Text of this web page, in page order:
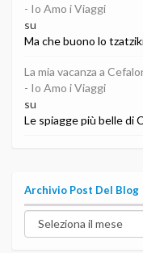
- Io Amo i Viaggi
su
Ma che buono lo
La mia vacanza a
- Io Amo i Viaggi
su
Le spiagge più belle di
Archivio Post Del Blog
Archivio
post